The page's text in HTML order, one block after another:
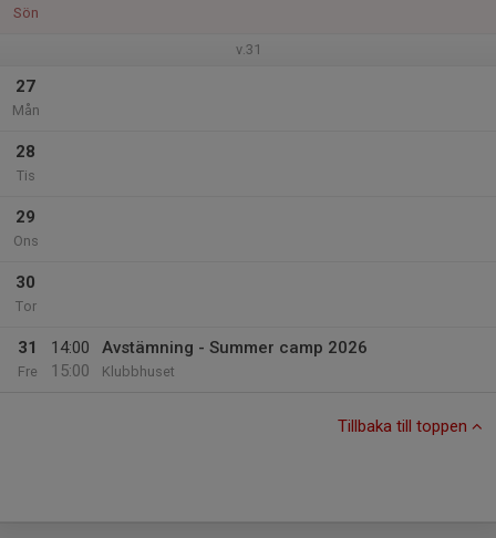
Sön
v.31
27
Mån
28
Tis
29
Ons
30
Tor
31
Fre
14:00
15:00
Avstämning - Summer camp 2026
Klubbhuset
Tillbaka till toppen